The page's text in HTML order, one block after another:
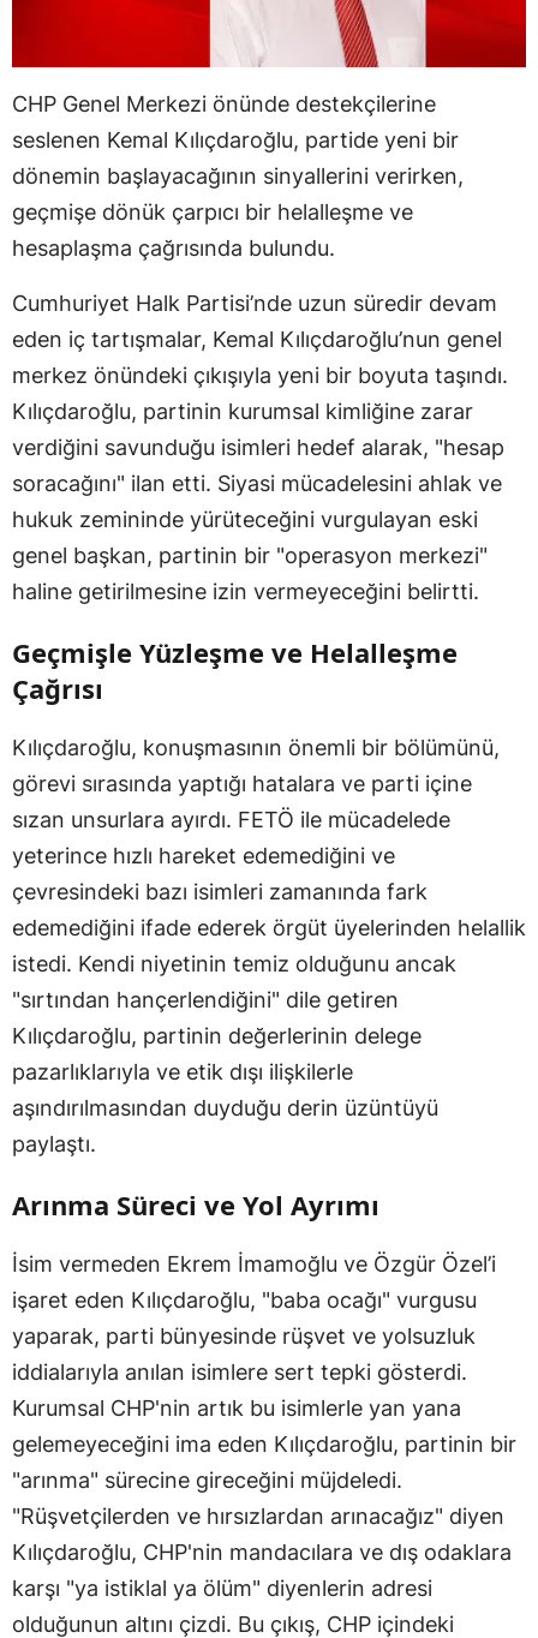
CHP Genel Merkezi önünde destekçilerine
seslenen Kemal Kılıçdaroğlu, partide yeni bir
dönemin başlayacağının sinyallerini verirken,
geçmişe dönük çarpıcı bir helalleşme ve
hesaplaşma çağrısında bulundu.
Cumhuriyet Halk Partisi’nde uzun süredir devam
eden iç tartışmalar, Kemal Kılıçdaroğlu’nun genel
merkez önündeki çıkışıyla yeni bir boyuta taşındı.
Kılıçdaroğlu, partinin kurumsal kimliğine zarar
verdiğini savunduğu isimleri hedef alarak, "hesap
soracağını" ilan etti. Siyasi mücadelesini ahlak ve
hukuk zemininde yürüteceğini vurgulayan eski
genel başkan, partinin bir "operasyon merkezi"
haline getirilmesine izin vermeyeceğini belirtti.
Geçmişle Yüzleşme ve Helalleşme
Çağrısı
Kılıçdaroğlu, konuşmasının önemli bir bölümünü,
görevi sırasında yaptığı hatalara ve parti içine
sızan unsurlara ayırdı. FETÖ ile mücadelede
yeterince hızlı hareket edemediğini ve
çevresindeki bazı isimleri zamanında fark
edemediğini ifade ederek örgüt üyelerinden helallik
istedi. Kendi niyetinin temiz olduğunu ancak
"sırtından hançerlendiğini" dile getiren
Kılıçdaroğlu, partinin değerlerinin delege
pazarlıklarıyla ve etik dışı ilişkilerle
aşındırılmasından duyduğu derin üzüntüyü
paylaştı.
Arınma Süreci ve Yol Ayrımı
İsim vermeden Ekrem İmamoğlu ve Özgür Özel’i
işaret eden Kılıçdaroğlu, "baba ocağı" vurgusu
yaparak, parti bünyesinde rüşvet ve yolsuzluk
iddialarıyla anılan isimlere sert tepki gösterdi.
Kurumsal CHP'nin artık bu isimlerle yan yana
gelemeyeceğini ima eden Kılıçdaroğlu, partinin bir
"arınma" sürecine gireceğini müjdeledi.
"Rüşvetçilerden ve hırsızlardan arınacağız" diyen
Kılıçdaroğlu, CHP'nin mandacılara ve dış odaklara
karşı "ya istiklal ya ölüm" diyenlerin adresi
olduğunun altını çizdi. Bu çıkış, CHP içindeki